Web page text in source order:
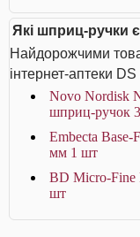
Які шприц-ручки
Найдорожчими
інтернет-аптеки DS
Novo Nordisk
шприц-ручок
Embecta
мм 1 шт
BD Micro-Fine
шт